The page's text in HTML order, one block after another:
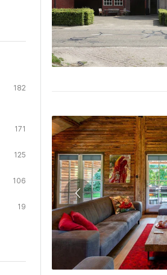
182
171
125
106
19